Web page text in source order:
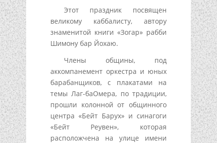
Этот праздник посвящен
великому каббалисту, автору
знаменитой книги «Зогар» рабби
Шимону бар Йохаю.
Члены общины, под
аккомпанемент оркестра и юных
барабанщиков, с плакатами на
темы Лаг-баОмера, по традиции,
прошли колонной от общинного
центра «Бейт Барух» и синагоги
«Бейт Реувен», которая
расположчена на улице имени